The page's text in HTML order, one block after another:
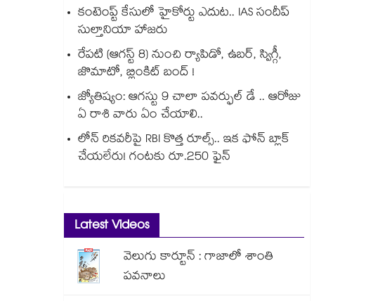
కంటెంప్ట్ కేసులో హైకోర్టు ఎదుట.. IAS సందీప్
సుల్తానియా హాజరు
రేపటి (ఆగస్ట్ 8) నుంచి ర్యాపిడో, ఉబర్, స్విగ్గీ,
జొమాటో, బ్లింకిట్ బంద్ !
జ్యోతిష్యం: ఆగస్టు 9 చాలా పవర్ఫుల్ డే .. ఆరోజు
ఏ రాశి వారు ఏం చేయాలి..
లోన్ రికవరీపై RBI కొత్త రూల్స్.. ఇక ఫోన్ బ్లాక్
చేయలేరు! గంటకు రూ.250 ఫైన్
Latest Videos
వెలుగు కార్టూన్ : గాజాలో శాంతి
పవనాలు